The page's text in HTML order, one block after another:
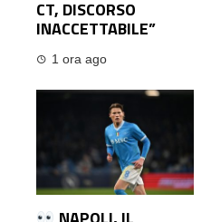
CT, DISCORSO
INACCETTABILE”
1 ora ago